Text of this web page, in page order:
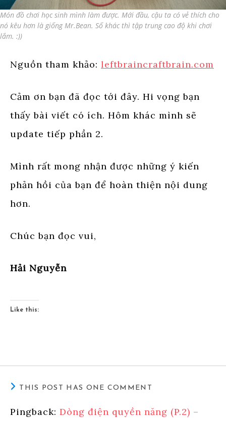
Món đồ chơi học sinh mình làm được. Mới đầu, cậu ta có vẻ thích cho
nó kêu hơn là giống Mr.Bean. Số khác thì tập trung cao độ khi chơi
lắm. :))
Nguồn tham khảo: leftbraincraftbrain.com
Cảm ơn bạn đã đọc tới đây. Hi vọng bạn
thấy bài viết có ích. Hôm khác mình sẽ
update tiếp phần 2.
Mình rất mong nhận được những ý kiến
phản hồi của bạn để hoàn thiện nội dung
hơn.
Chúc bạn đọc vui,
Hải Nguyễn
Like this:
THIS POST HAS ONE COMMENT
Pingback: Dòng điện quyền năng (P.2) –